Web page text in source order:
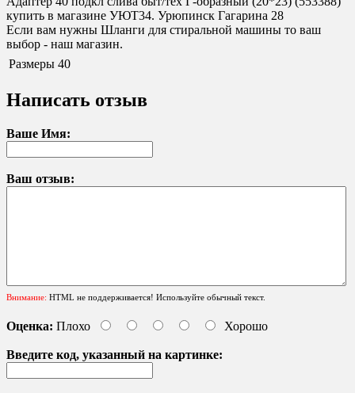
купить в магазине УЮТ34. Урюпинск Гагарина 28
Если вам нужны Шланги для стиральной машины то ваш
выбор - наш магазин.
Размеры 40
Написать отзыв
Ваше Имя:
Ваш отзыв:
Внимание: HTML не поддерживается! Используйте обычный текст.
Оценка: Плохо Хорошо
Введите код, указанный на картинке: